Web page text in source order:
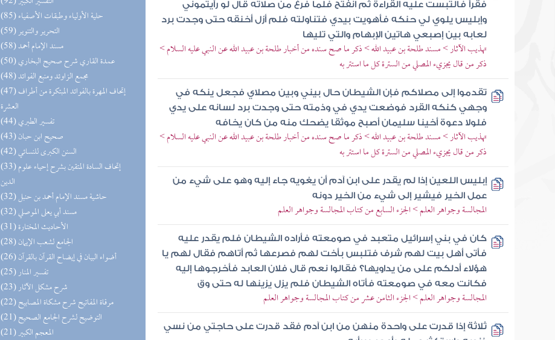
(85) حلية الأولياء وطبقات الأصفياء
(59) التحرير والتنوير
(58) مسند الإمام أحمد
(50) عمدة القاري شرح صحيح البخاري
(48) مجمع الزاوئد ومنبع الفوائد
(47) إتحاف المهرة بالفوائد المبتكرة من أطراف
العشرة
(44) تفسير الطبري
(43) صحيح ابن حبان
(42) السنن الكبرى للنسائي
(33) إتحاف السادة المتقين بشرح إحياء علوم
الدين
(32) حاشية مسند الإمام أحمد بن حنبل
(32) مسند أبي يعلى الموصلي
(31) الأحاديث المختارة
(28) الجامع لشعب الإيمان
(26) أضواء البيان في إيضاح القرآن بالقرآن
(25) تفسير المنار
(23) شرح مشكل الآثار
(22) مرقاة المفاتيح شرح مشكاة المصابيح
(21) التوضيح لشرح الجامع الصحيح
(21) المعجم الكبير
فقرأ فالتبست عليه القراءة ثم انفتح فلما فرغ من صلاته قال لو رأيتموني
وإبليس يلوي لي حنكه فأهويت بيدي فتناولته فلم أزل أخنقه حتى وجدت برد
لعابه بين إصبعي هاتين الإبهام والتي تليها
تهذيب الآثار > مسند طلحة بن عبيد الله > ذكر ما صح سنده من أخبار طلحة بن عبيد الله عن النبي عليه السلام >
ذكر من قال يجزيء المصلي من السترة كل ما استتر به
تقدموا إلى مصلاكم فإن الشيطان حال بيني وبين مصلاي فجعل ينكه في
وجهي كنكه القرد فوضعت يدي في وذمته حتى وجدت برد لسانه على يدي
فلولا دعوة أخينا سليمان أصبح موثقا يضحك منه من كان يخافه
تهذيب الآثار > مسند طلحة بن عبيد الله > ذكر ما صح سنده من أخبار طلحة بن عبيد الله عن النبي عليه السلام >
ذكر من قال يجزيء المصلي من السترة كل ما استتر به
إبليس اللعين إذا لم يقدر على ابن آدم أن يغويه جاء إليه وهو على شيء من
عمل الخير فيشير إلى شيء من الخير دونه
المجالسة وجواهر العلم > الجزء السابع من كتاب المجالسة وجواهر العلم
كان في بني إسرائيل متعبد في صومعته فأراده الشيطان فلم يقدر عليه
فأتى أهل بيت لهم شرف فتلبس بأخت لهم فصرعها ثم أتاهم فقال لهم يا
هؤلاء أدلكم على من يداويها؟ فقالوا نعم قال فلان العابد فأخرجوها إليه
فكانت معه في صومعته فأتاه الشيطان فلم يزل يزينها له حتى وق
المجالسة وجواهر العلم > الجزء الثامن عشر من كتاب المجالسة وجواهر العلم
ثلاثة إذا قدرت على واحدة منهن من ابن آدم فقد قدرت على حاجتي من نسي